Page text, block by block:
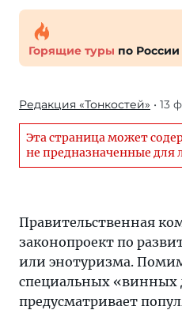
Горящие туры по России
Редакция «Тонкостей» • 13
Эта страница может
не предназначенные для
Правительственная
законопроект по
или энотуризма.
специальных «винных
предусматривает